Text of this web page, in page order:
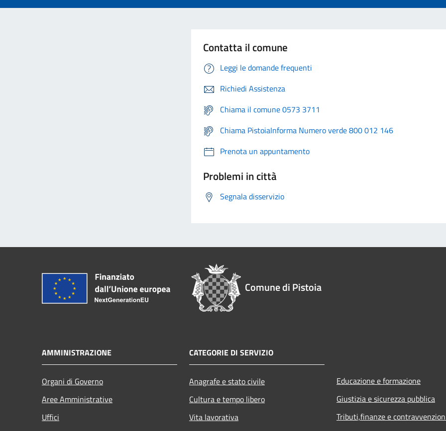
Contatta il comune
Leggi le domande frequenti
Richiedi Assistenza
Chiama il comune 0573 3711
Chiama PistoiaInforma Numero verde 800 012 146
Prenota un appuntamento
Problemi in città
Segnala disservizio
Comune di Pistoia
AMMINISTRAZIONE
Organi di Governo
Aree Amministrative
Uffici
CATEGORIE DI SERVIZIO
Anagrafe e stato civile
Cultura e tempo libero
Vita lavorativa
Educazione e formazione
Giustizia e sicurezza pubblica
Tributi,finanze e